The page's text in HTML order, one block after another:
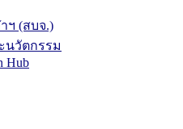
ฯ (สบจ.)
นวัตกรรม
Hub